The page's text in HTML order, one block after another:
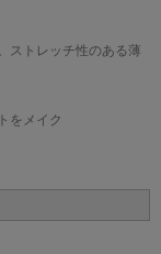
ストレッチ性のある薄
をメイク